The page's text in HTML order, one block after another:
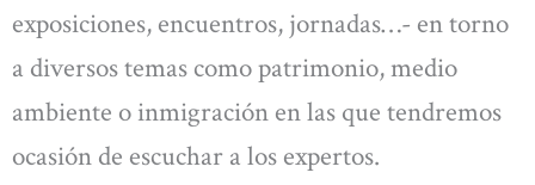
exposiciones, encuentros, jornadas…- en torno
a diversos temas como patrimonio, medio
ambiente o inmigración en las que tendremos
ocasión de escuchar a los expertos.